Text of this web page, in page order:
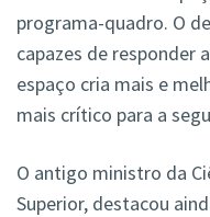
programa-quadro. O
capazes de responder
espaço cria mais e
mais crítico para a
O antigo ministro da
Superior, destacou